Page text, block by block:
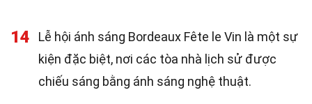
14
Lễ hội ánh sáng Bordeaux Fête le Vin là một sự
kiện đặc biệt, nơi các tòa nhà lịch sử được
chiếu sáng bằng ánh sáng nghệ thuật.